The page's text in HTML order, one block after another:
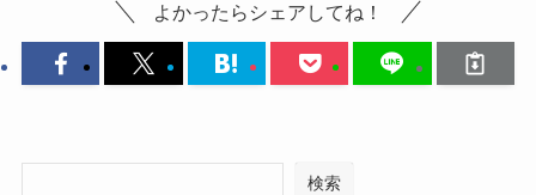
よかったらシェアしてね！
検索